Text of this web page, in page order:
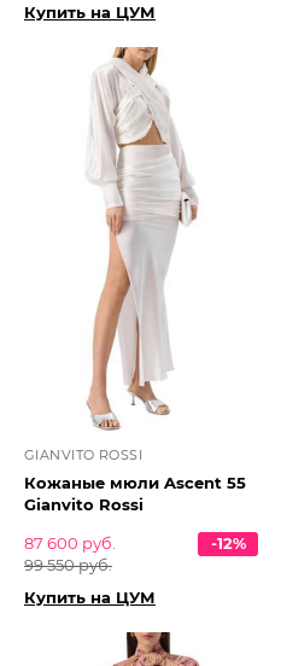
Купить на ЦУМ
GIANVITO ROSSI
Кожаные мюли Ascent 55
Gianvito Rossi
87 600 руб.
99 550 руб.
-12%
Купить на ЦУМ